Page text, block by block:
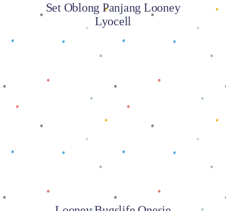
Set Oblong Panjang Looney
Lyocell